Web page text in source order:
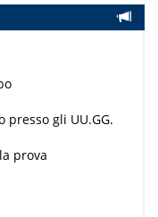
gli UU.GG.
prova